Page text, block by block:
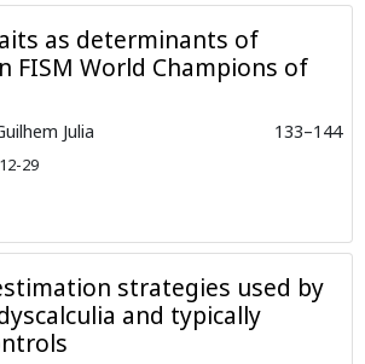
as determinants of
FISM World Champions of
Julia 133–144
29
strategies used by
and typically